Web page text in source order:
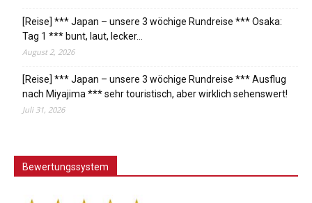
[Reise] *** Japan – unsere 3 wöchige Rundreise *** Osaka:
Tag 1 *** bunt, laut, lecker…
August 2, 2026
[Reise] *** Japan – unsere 3 wöchige Rundreise *** Ausflug
nach Miyajima *** sehr touristisch, aber wirklich sehenswert!
Juli 31, 2026
Bewertungssystem